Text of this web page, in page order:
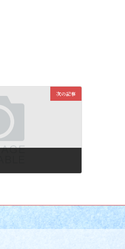
次の記事